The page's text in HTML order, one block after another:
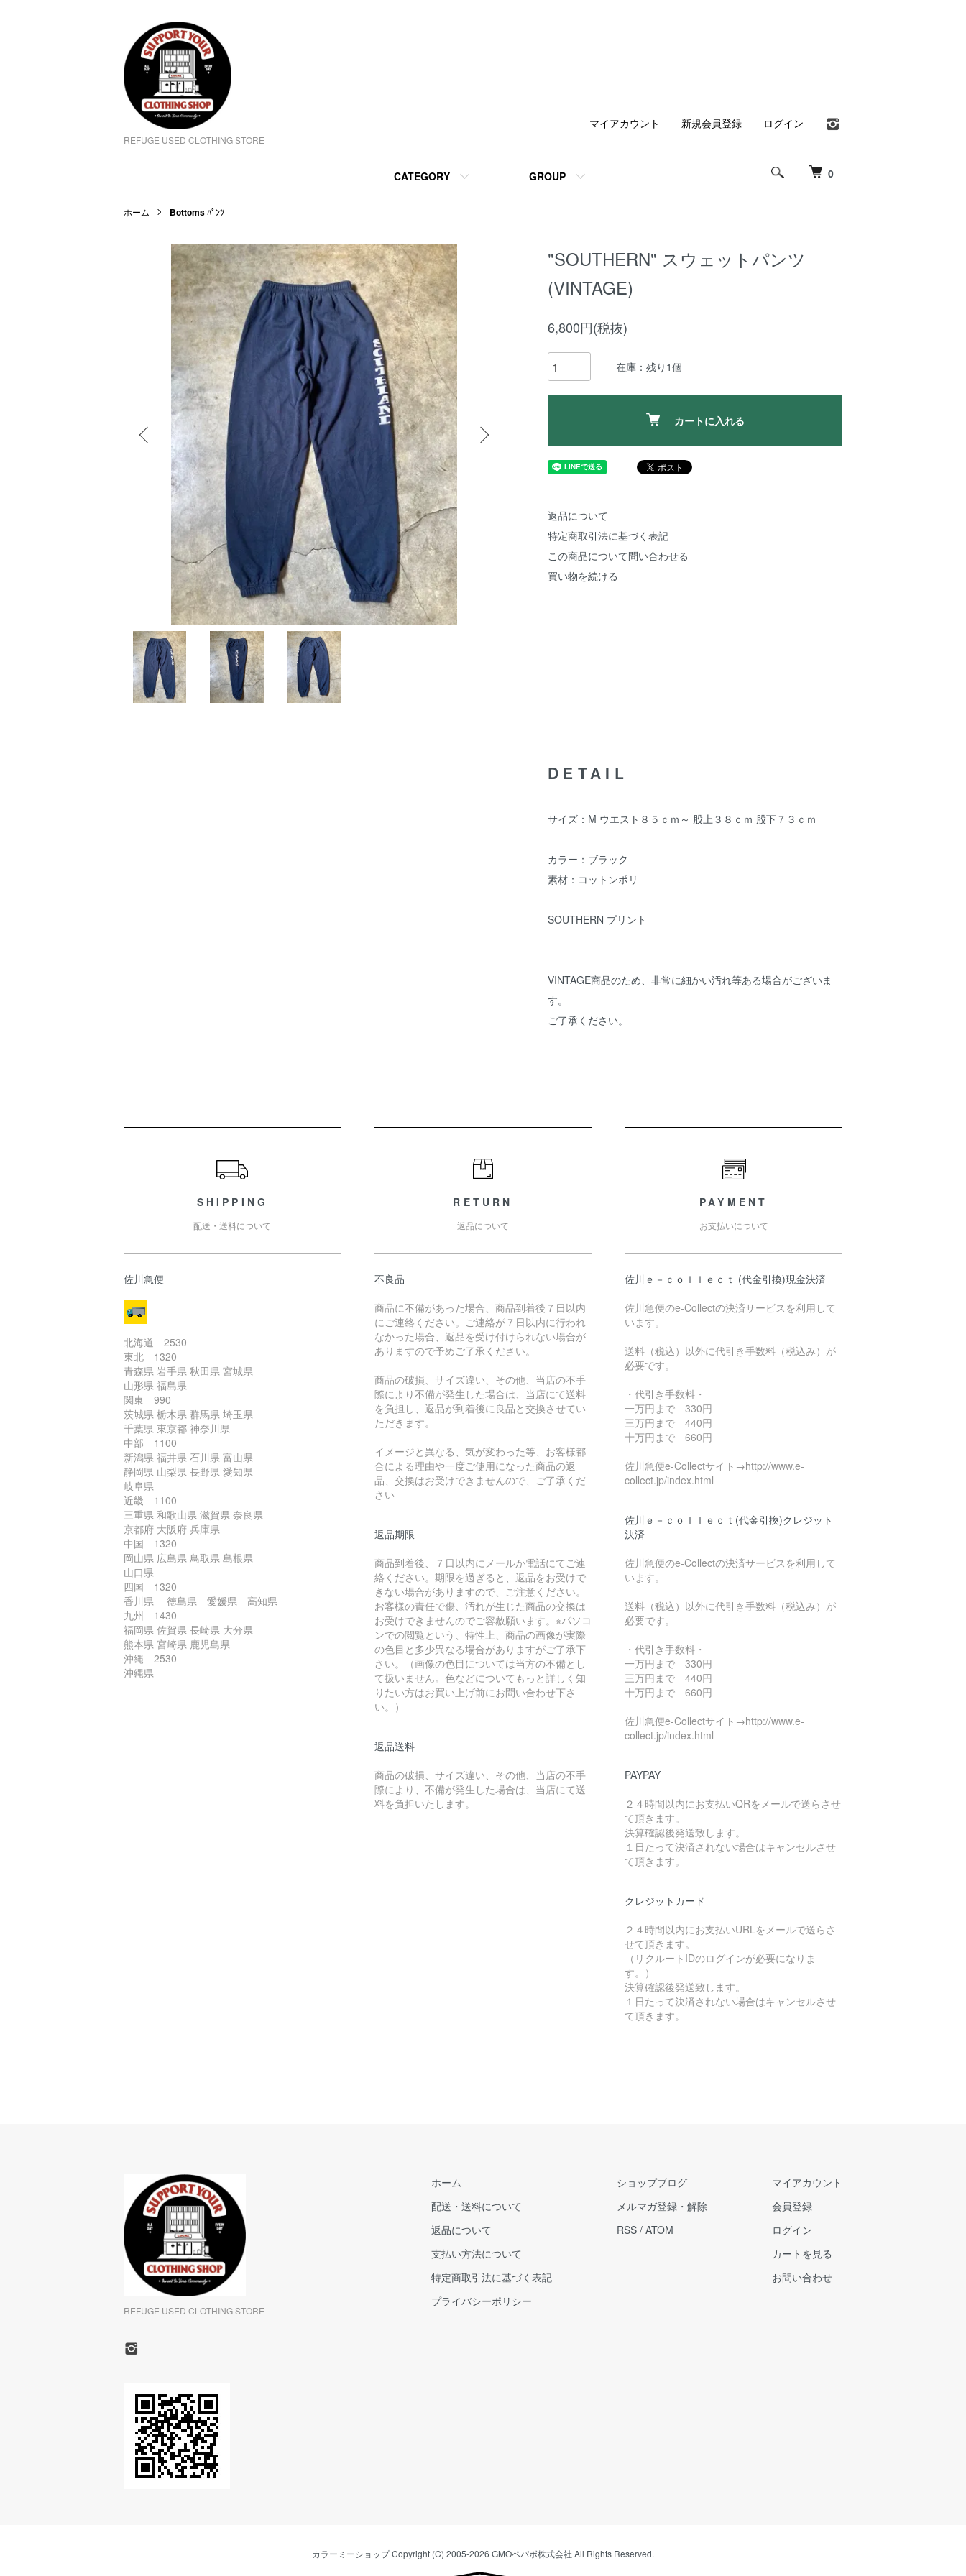
REFUGE USED CLOTHING STORE
0
CATEGORY GROUP
マイアカウント 新規会員登録 ログイン
ホーム Bottomsﾊﾟﾝﾂ
"SOUTHERN" スウェットパンツ
(VINTAGE)
6,800円(税抜)
在庫：残り1個
カートに入れる
返品について
特定商取引法に基づく表記
この商品について問い合わせる
買い物を続ける
DETAIL
サイズ：M ウエスト８５ｃｍ～ 股上３８ｃｍ 股下７３ｃｍ
カラー：ブラック
素材：コットンポリ
SOUTHERN プリント
VINTAGE商品のため、非常に細かい汚れ等ある場合がございま
す。
ご了承ください。
SHIPPING
配送・送料について
佐川急便
北海道 2530
東北 1320
青森県 岩手県 秋田県 宮城県
山形県 福島県
関東 990
茨城県 栃木県 群馬県 埼玉県
千葉県 東京都 神奈川県
中部 1100
新潟県 福井県 石川県 富山県
静岡県 山梨県 長野県 愛知県
岐阜県
近畿 1100
三重県 和歌山県 滋賀県 奈良県
京都府 大阪府 兵庫県
中国 1320
岡山県 広島県 鳥取県 島根県
山口県
四国 1320
香川県 徳島県 愛媛県 高知県
九州 1430
福岡県 佐賀県 長崎県 大分県
熊本県 宮崎県 鹿児島県
沖縄 2530
沖縄県
RETURN
返品について
不良品
商品に不備があった場合、商品到着後７日以内
にご連絡ください。ご連絡が７日以内に行われ
なかった場合、返品を受け付けられない場合が
ありますので予めご了承ください。
商品の破損、サイズ違い、その他、当店の不手
際により不備が発生した場合は、当店にて送料
を負担し、返品が到着後に良品と交換させてい
ただきます。
イメージと異なる、気が変わった等、お客様都
合による理由や一度ご使用になった商品の返
品、交換はお受けできませんので、ご了承くだ
さい
返品期限
商品到着後、７日以内にメールか電話にてご連
絡ください。期限を過ぎると、返品をお受けで
きない場合がありますので、ご注意ください。
お客様の責任で傷、汚れが生じた商品の交換は
お受けできませんのでご容赦願います。※パソコ
ンでの閲覧という、特性上、商品の画像が実際
の色目と多少異なる場合がありますがご了承下
さい。（画像の色目については当方の不備とし
て扱いません。色などについてもっと詳しく知
りたい方はお買い上げ前にお問い合わせ下さ
い。）
返品送料
商品の破損、サイズ違い、その他、当店の不手
際により、不備が発生した場合は、当店にて送
料を負担いたします。
PAYMENT
お支払いについて
佐川ｅ－ｃｏｌｌｅｃｔ (代金引換)現金決済
佐川急便のe-Collectの決済サービスを利用して
います。
送料（税込）以外に代引き手数料（税込み）が
必要です。
・代引き手数料・
一万円まで 330円
三万円まで 440円
十万円まで 660円
佐川急便e-Collectサイト→http://www.e-
collect.jp/index.html
佐川ｅ－ｃｏｌｌｅｃｔ(代金引換)クレジット
決済
佐川急便のe-Collectの決済サービスを利用して
います。
送料（税込）以外に代引き手数料（税込み）が
必要です。
・代引き手数料・
一万円まで 330円
三万円まで 440円
十万円まで 660円
佐川急便e-Collectサイト→http://www.e-
collect.jp/index.html
PAYPAY
２４時間以内にお支払いQRをメールで送らさせ
て頂きます。
決算確認後発送致します。
１日たって決済されない場合はキャンセルさせ
て頂きます。
クレジットカード
２４時間以内にお支払いURLをメールで送らさ
せて頂きます。
（リクルートIDのログインが必要になりま
す。）
決算確認後発送致します。
１日たって決済されない場合はキャンセルさせ
て頂きます。
REFUGE USED CLOTHING STORE
ホーム
配送・送料について
返品について
支払い方法について
特定商取引法に基づく表記
プライバシーポリシー
ショップブログ
メルマガ登録・解除
RSS / ATOM
マイアカウント
会員登録
ログイン
カートを見る
お問い合わせ
カラーミーショップCopyright (C) 2005-2026 GMOペパボ株式会社 All Rights Reserved.